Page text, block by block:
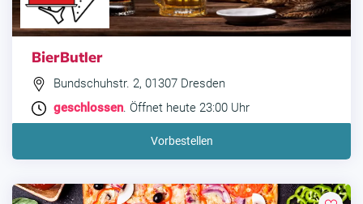
BierButler
Bundschuhstr. 2, 01307 Dresden
geschlossen. Öffnet heute 23:00 Uhr
Vorbestellen